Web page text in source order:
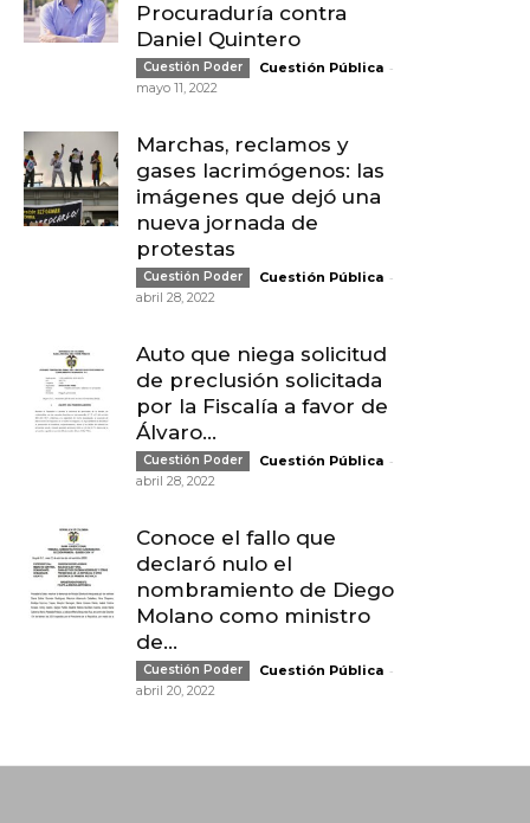
Procuraduría contra
Daniel Quintero
Cuestión Poder Cuestión Pública -
mayo 11, 2022
Marchas, reclamos y
gases lacrimógenos: las
imágenes que dejó una
nueva jornada de
protestas
Cuestión Poder Cuestión Pública -
abril 28, 2022
Auto que niega solicitud
de preclusión solicitada
por la Fiscalía a favor de
Álvaro...
Cuestión Poder Cuestión Pública -
abril 28, 2022
Conoce el fallo que
declaró nulo el
nombramiento de Diego
Molano como ministro
de...
Cuestión Poder Cuestión Pública -
abril 20, 2022